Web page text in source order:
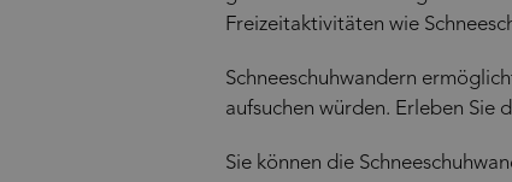
Freizeitaktivitäten wie
Schneeschuhwandern
aufsuchen würden. Erleben Sie
Sie können die